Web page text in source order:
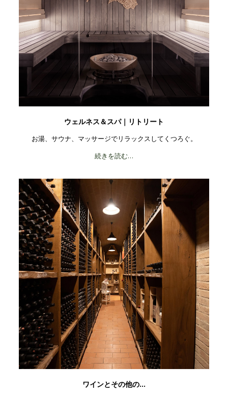
ウェルネス＆スパ｜リトリート
お湯、サウナ、マッサージでリラックスしてくつろぐ。
続きを読む…
ワインとその他の…